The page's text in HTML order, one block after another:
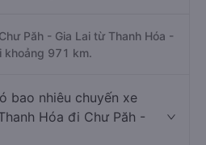
Păh - Gia Lai từ Thanh Hóa -
khoảng 971 km.
bao nhiêu chuyến xe
Hóa đi Chư Păh -